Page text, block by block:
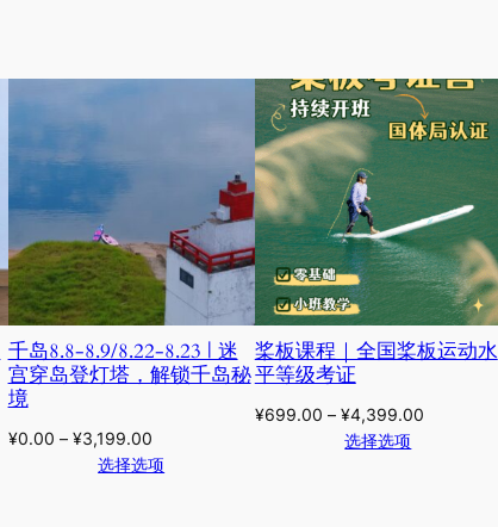
千岛8.8-8.9/8.22-8.23 | 迷
宫穿岛登灯塔，解锁千岛秘
境
¥0.00 – ¥3,199.00
选择选项
桨板课程｜全国桨板运动水
平等级考证
¥699.00 – ¥4,399.00
选择选项